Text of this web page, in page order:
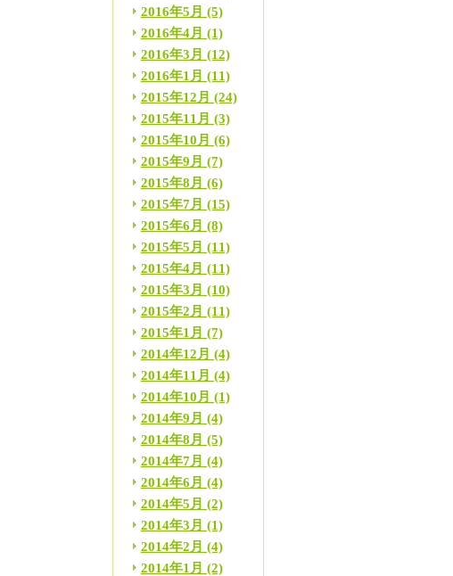
2016年5月 (5)
2016年4月 (1)
2016年3月 (12)
2016年1月 (11)
2015年12月 (24)
2015年11月 (3)
2015年10月 (6)
2015年9月 (7)
2015年8月 (6)
2015年7月 (15)
2015年6月 (8)
2015年5月 (11)
2015年4月 (11)
2015年3月 (10)
2015年2月 (11)
2015年1月 (7)
2014年12月 (4)
2014年11月 (4)
2014年10月 (1)
2014年9月 (4)
2014年8月 (5)
2014年7月 (4)
2014年6月 (4)
2014年5月 (2)
2014年3月 (1)
2014年2月 (4)
2014年1月 (2)